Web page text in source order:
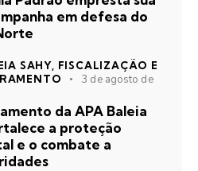
em defesa do
SAHY, FISCALIZAÇÃO E
3 de agosto de
da APA Baleia
a proteção
e o combate a